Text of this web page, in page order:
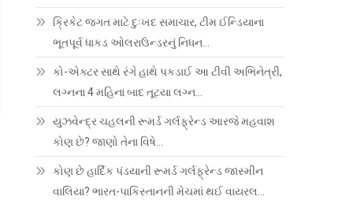
ક્રિકેટ જગત માટે દુઃખદ સમાચાર, ટીમ ઈન્ડિયાના
ભૂતપૂર્વ ધાકડ ઓલરાઉન્ડરનું નિધન…
કો-એક્ટર સાથે રંગે હાથે પકડાઈ આ ટીવી અભિનેત્રી,
લગ્નના 4 મહિના બાદ તૂટયા લગ્ન…
યુઝવેન્દ્ર ચહલની રૂમર્ડ ગર્લફ્રેન્ડ આરજે મહવાશ
કોણ છે? જાણો તેના વિષે…
કોણ છે હાર્દિક પંડયાની રૂમર્ડ ગર્લફ્રેન્ડ જાસ્મીન
વાલિયા? ભારત-પાકિસ્તાનની મેચમાં થઈ વાયરલ…